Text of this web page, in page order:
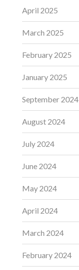
April 2025
March 2025
February 2025
January 2025
September 2024
August 2024
July 2024
June 2024
May 2024
April 2024
March 2024
February 2024